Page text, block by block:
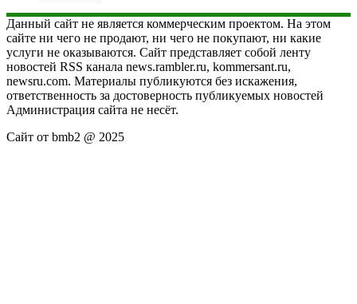
Данный сайт не является коммерческим проектом. На этом
сайте ни чего не продают, ни чего не покупают, ни какие
услуги не оказываются. Сайт представляет собой ленту
новостей RSS канала news.rambler.ru, kommersant.ru,
newsru.com. Материалы публикуются без искажения,
ответственность за достоверность публикуемых новостей
Администрация сайта не несёт.
Сайт от bmb2 @ 2025